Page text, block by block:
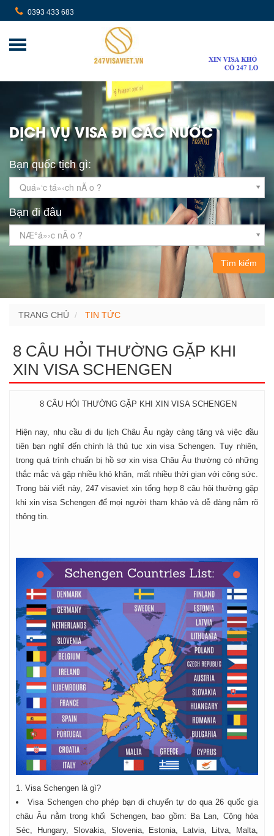
0393 433 683
DỊCH VỤ VISA ĐI CÁC NƯỚC
Bạn quốc tịch gì:
Quá»‘c tá»‹ch nÃ o ?
Bạn đi đâu
NÆ°á»›c nÃ o ?
Tìm kiếm
TRANG CHỦ TIN TỨC
8 CÂU HỎI THƯỜNG GẶP KHI
XIN VISA SCHENGEN
8 CÂU HỎI THƯỜNG GẶP KHI XIN VISA SCHENGEN
Hiện nay, nhu cầu đi du lịch Châu Âu ngày càng tăng và việc đầu
tiên bạn nghĩ đến chính là thủ tục xin visa Schengen. Tuy nhiên,
trong quá trình chuẩn bị hồ sơ xin visa Châu Âu thường có những
thắc mắc và gặp nhiều khó khăn, mất nhiều thời gian với công sức.
Trong bài viết này, 247 visaviet xin tổng hợp 8 câu hỏi thường gặp
khi xin visa Schengen để mọi người tham khảo và dễ dàng nắm rõ
thông tin.
1. Visa Schengen là gì?
Visa Schengen cho phép bạn di chuyển tự do qua 26 quốc gia
châu Âu nằm trong khối Schengen, bao gồm: Ba Lan, Cộng hòa
Séc, Hungary, Slovakia, Slovenia, Estonia, Latvia, Litva, Malta,